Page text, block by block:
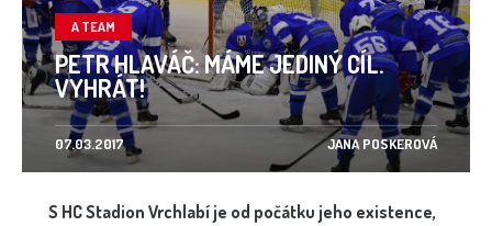
A TEAM
PETR HLAVÁČ: MÁME JEDINÝ CÍL.
VYHRÁT!
07.03.2017 JANA POSKEROVÁ
S HC Stadion Vrchlabí je od počátku jeho existence,